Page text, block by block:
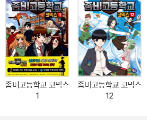
좀비고등학교 코믹스
1
좀비고등학교 코믹스
12